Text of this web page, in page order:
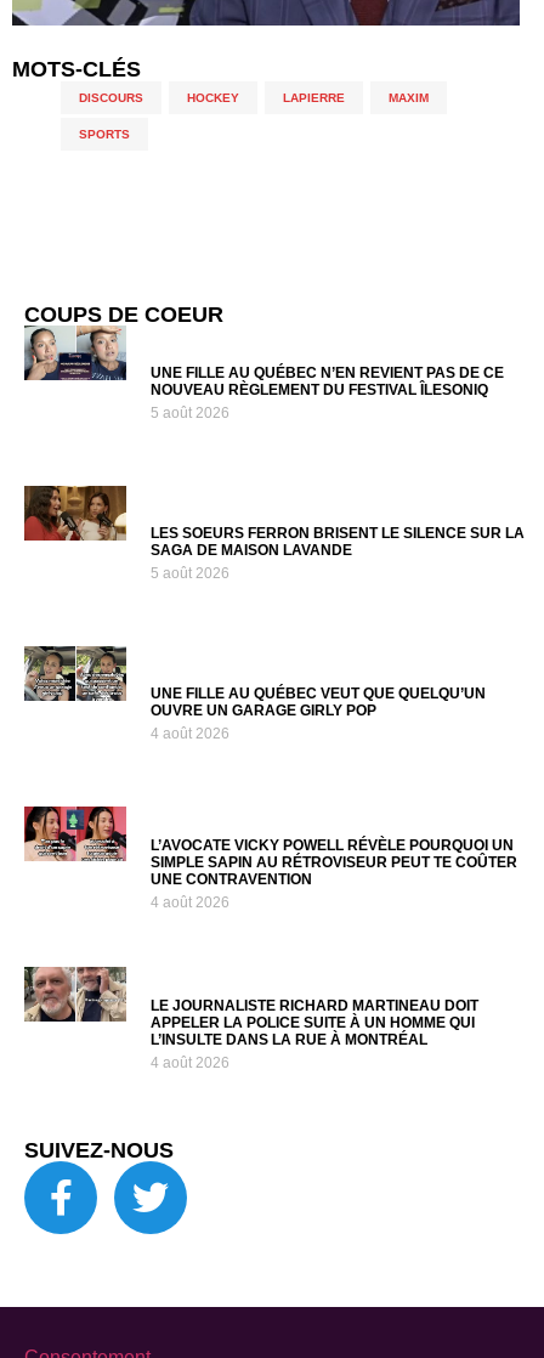
MOTS-CLÉS
DISCOURS HOCKEY LAPIERRE MAXIM
SPORTS
COUPS DE COEUR
UNE FILLE AU QUÉBEC N’EN REVIENT PAS DE CE
NOUVEAU RÈGLEMENT DU FESTIVAL ÎLESONIQ
5 août 2026
LES SOEURS FERRON BRISENT LE SILENCE SUR LA
SAGA DE MAISON LAVANDE
5 août 2026
UNE FILLE AU QUÉBEC VEUT QUE QUELQU’UN
OUVRE UN GARAGE GIRLY POP
4 août 2026
L’AVOCATE VICKY POWELL RÉVÈLE POURQUOI UN
SIMPLE SAPIN AU RÉTROVISEUR PEUT TE COÛTER
UNE CONTRAVENTION
4 août 2026
LE JOURNALISTE RICHARD MARTINEAU DOIT
APPELER LA POLICE SUITE À UN HOMME QUI
L’INSULTE DANS LA RUE À MONTRÉAL
4 août 2026
SUIVEZ-NOUS